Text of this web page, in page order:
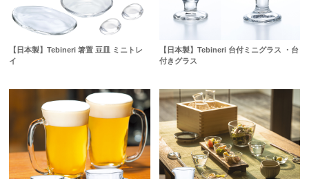
【日本製】Tebineri 箸置 豆皿 ミニトレ
イ
【日本製】Tebineri 台付ミニグラス ・台
付きグラス